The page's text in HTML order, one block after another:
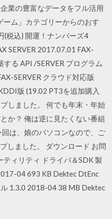
業の豊富なデータをフル活用
ーム」カテゴリーからのおす
(税込) 開運！ナンバーズ4
SERVER 2017.07.01 FAX-
る API /SERVER プログラム
SERVER クラウド対応版
版 (19.02 PT3を追加購入
しました。 何でも年末・年始
か？ 俺は逆に見たくない番組
は、娘のパソコンなので、ご
しました。 ダウンロード お問
ィリティ ドライバ＆SDK 製
04 693 KB Dektec DtEnc
1.3.0 2018-04 38 MB Dektec